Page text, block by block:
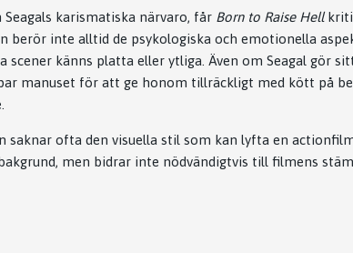
karismatiska närvaro, får Born to Raise Hell
berör inte alltid de psykologiska och emotionella
scener känns platta eller ytliga. Även om Seagal gör
manuset för att ge honom tillräckligt med kött på
saknar ofta den visuella stil som kan lyfta en
men bidrar inte nödvändigtvis till filmens